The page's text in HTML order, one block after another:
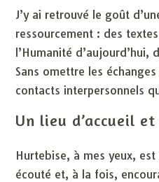
J’y ai retrouvé le goût
ressourcement : des
l’Humanité
Sans omettre les
contacts interpersonnels
Un lieu d’accueil
Hurtebise, à mes yeux,
écouté et, à la fois,